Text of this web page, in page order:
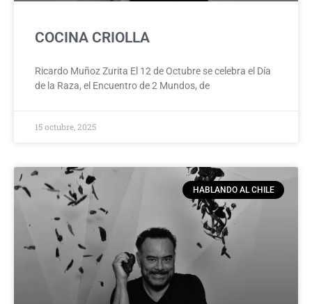
COCINA CRIOLLA
Ricardo Muñoz Zurita El 12 de Octubre se celebra el Día
de la Raza, el Encuentro de 2 Mundos, de
15 octubre, 2025
HABLANDO AL CHILE